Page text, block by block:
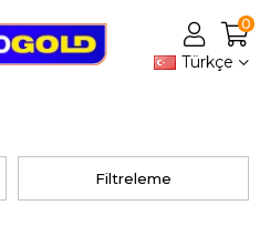
Türkçe
0
Filtreleme